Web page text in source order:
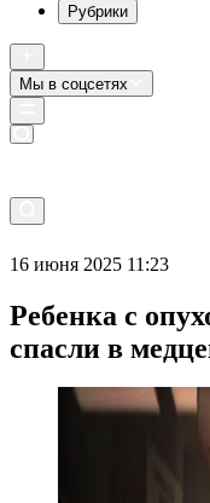
Рубрики
Мы в соцсетях
16 июня 2025 11:23
Ребенка с
спасли в